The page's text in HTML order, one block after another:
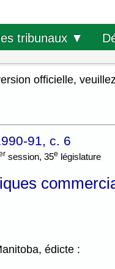
tribunaux ▼
officielle,
91, c. 6
session, 35e législature
édicte :